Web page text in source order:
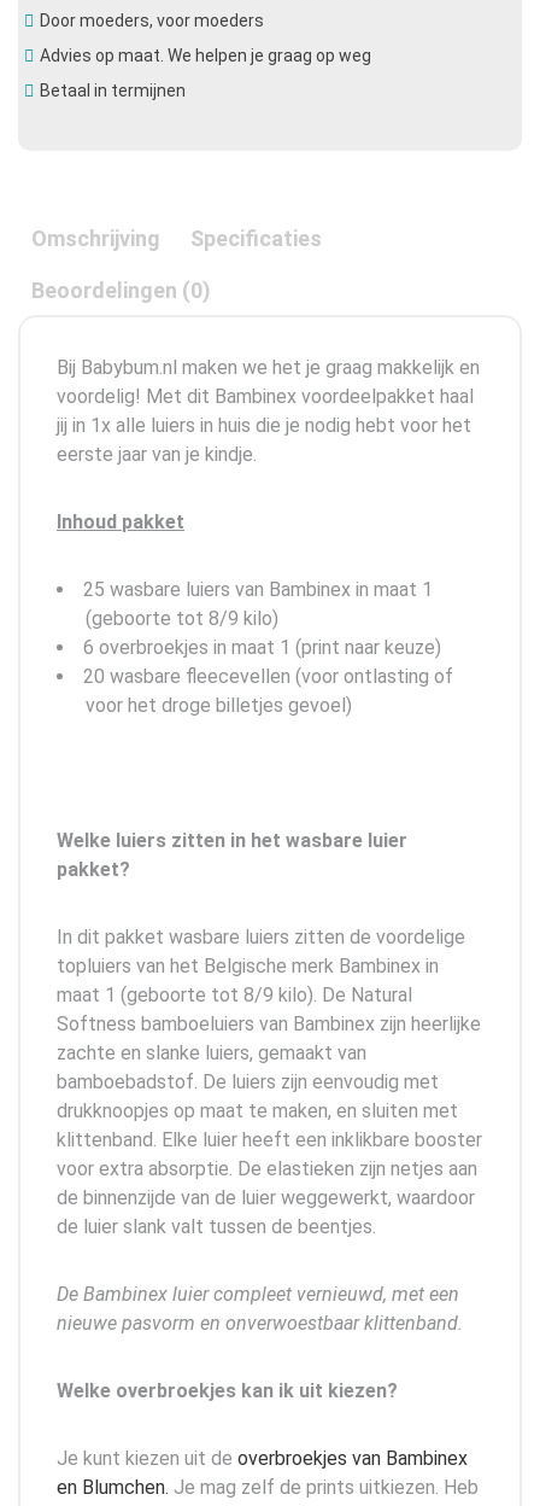
Door moeders, voor moeders
Advies op maat. We helpen je graag op weg
Betaal in termijnen
Omschrijving Specificaties
Beoordelingen (0)
Bij Babybum.nl maken we het je graag makkelijk en
voordelig! Met dit Bambinex voordeelpakket haal
jij in 1x alle luiers in huis die je nodig hebt voor het
eerste jaar van je kindje.
Inhoud pakket
25 wasbare luiers van Bambinex in maat 1
(geboorte tot 8/9 kilo)
6 overbroekjes in maat 1 (print naar keuze)
20 wasbare fleecevellen (voor ontlasting of
voor het droge billetjes gevoel)
Welke luiers zitten in het wasbare luier
pakket?
In dit pakket wasbare luiers zitten de voordelige
topluiers van het Belgische merk Bambinex in
maat 1 (geboorte tot 8/9 kilo). De Natural
Softness bamboeluiers van Bambinex zijn heerlijke
zachte en slanke luiers, gemaakt van
bamboebadstof. De luiers zijn eenvoudig met
drukknoopjes op maat te maken, en sluiten met
klittenband. Elke luier heeft een inklikbare booster
voor extra absorptie. De elastieken zijn netjes aan
de binnenzijde van de luier weggewerkt, waardoor
de luier slank valt tussen de beentjes.
De Bambinex luier compleet vernieuwd, met een
nieuwe pasvorm en onverwoestbaar klittenband.
Welke overbroekjes kan ik uit kiezen?
Je kunt kiezen uit de overbroekjes van Bambinex
en Blumchen. Je mag zelf de prints uitkiezen. Heb